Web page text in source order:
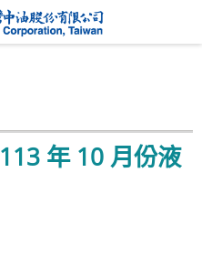
年 10 月份液